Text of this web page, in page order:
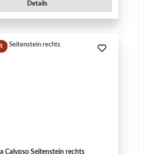
Details
Calypso Seitenstein rechts